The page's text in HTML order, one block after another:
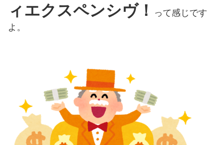
ィエクスペンシヴ！
って感じです
よ。